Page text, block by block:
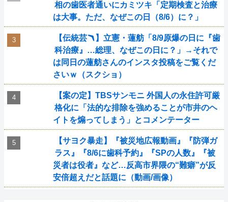
相の歯医者通いにカミツキ「定期検査と治療
は大事。ただ、なぜこの日（8/6）に？」
【伝統芸🪃】立憲・蓮舫「8/9原爆の日に『歯
科治療』…総理、なぜこの日に？」→それで
は同日の蓮舫さんのインスタ投稿をご覧くだ
さいｗ（スクショ）
【案の定】TBSサンモニ 外国人の永住許可厳
格化に「法的な排除を強めることが市井のヘ
イトを煽ってしまう」とコメンテーター
【サヨク暴走】『被災地広報動画』『防弾ガ
ラス』『8/6に歯科予約』『SPの人数』『被
災者は役者』など…反高市界隈の“難癖”が反
安倍超えだと話題に（動画/画像）